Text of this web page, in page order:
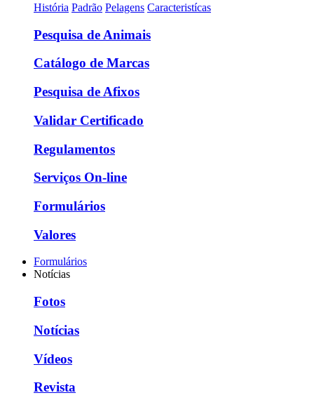
História Padrão Pelagens Caracteristícas
Pesquisa de Animais
Catálogo de Marcas
Pesquisa de Afixos
Validar Certificado
Regulamentos
Serviços On-line
Formulários
Valores
Formulários
Notícias
Fotos
Notícias
Vídeos
Revista